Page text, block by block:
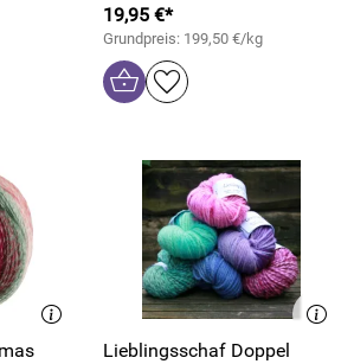
19,95 €*
Grundpreis: 199,50 €/kg
Lieblingsschaf Doppel